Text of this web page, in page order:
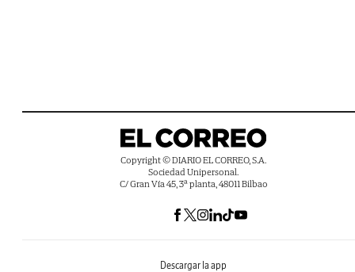
Copyright © DIARIO EL CORREO, S.A.
Sociedad Unipersonal.
C/ Gran Vía 45, 3ª planta, 48011 Bilbao
Descargar la app